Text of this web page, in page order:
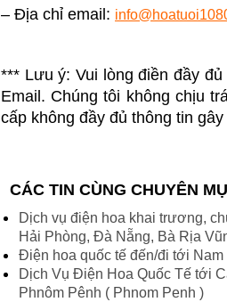
– Địa chỉ email:
*** Lưu ý: Vui lòng điền đầy
Email. Chúng tôi không chịu
cấp không đầy đủ thông tin
CÁC TIN CÙNG CHUYÊN
Dịch vụ điện hoa khai trương,
Hải Phòng, Đà Nẵng, Bà Rịa
Điện hoa quốc tế đến/đi tới Nam
Dịch Vụ Điện Hoa Quốc Tế tới
Phnôm Pênh ( Phnom Penh )